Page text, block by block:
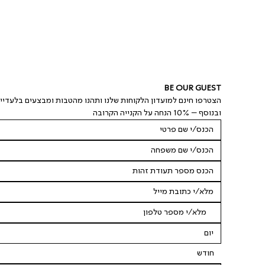
BE OUR GUEST
הצטרפו חינם למועדון הלקוחות שלנו ותהנו מהטבות ומבצעים
ובנוסף – 10% הנחה על הקנייה הקרובה
חודש